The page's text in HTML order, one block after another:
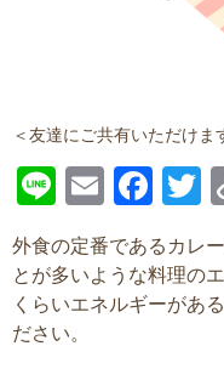
＜友達にご共有いただけま
LineEmail
外食の定番であるカレ
とが多いような料理の
くらいエネルギーがあ
ださい。